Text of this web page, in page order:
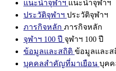
แนะนำจุฬาฯ แนะนำจุฬาฯ
ประวัติจุฬาฯ ประวัติจุฬาฯ
ภารกิจหลัก ภารกิจหลัก
จุฬาฯ 100 ปี จุฬาฯ 100 ปี
ข้อมูลและสถิติ ข้อมูลและส
บุคคลสำคัญที่มาเยือน บุคค